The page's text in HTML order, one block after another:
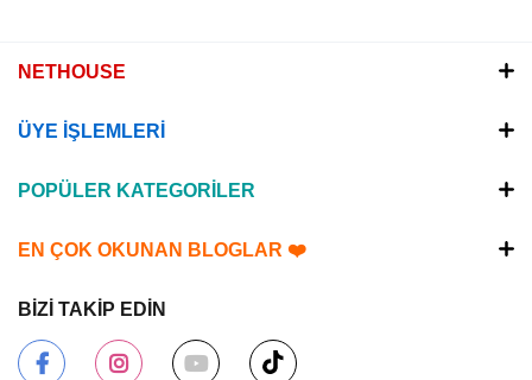
NETHOUSE
ÜYE İŞLEMLERİ
POPÜLER KATEGORİLER
EN ÇOK OKUNAN BLOGLAR ❤️
BİZİ TAKİP EDİN